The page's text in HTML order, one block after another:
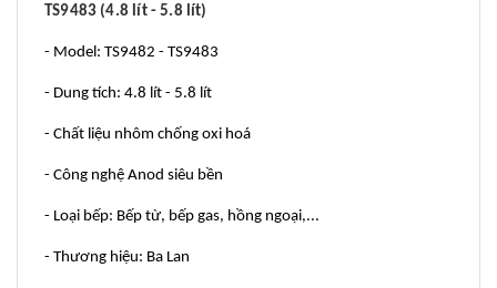
TS9483 (4.8 lít - 5.8 lít)
- Model: TS9482 - TS9483
- Dung tích: 4.8 lít - 5.8 lít
- Chất liệu nhôm chống oxi hoá
- Công nghệ Anod siêu bền
- Loại bếp: Bếp từ, bếp gas, hồng ngoại,...
- Thương hiệu: Ba Lan